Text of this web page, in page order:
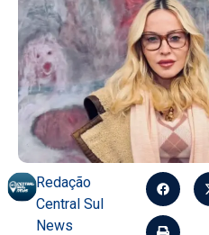
Redação
Central Sul
News